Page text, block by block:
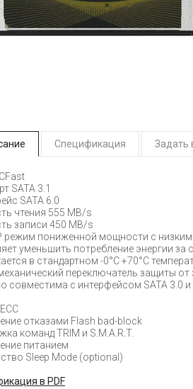
Спецификация Задать
SATA 3.1
SATA 6.0
чтения 555 MB/s
записи 450 MB/s
режим пониженной мощности с
уменьшить потребление энергии за
в стандартном -0°С +70°С
переключатель защиты от
совместима с интерфейсом SATA 3.0 и
отказами Flash bad-block
команд TRIM и S.M.A.R.T.
питанием
Sleep Mode (optional)
в PDF